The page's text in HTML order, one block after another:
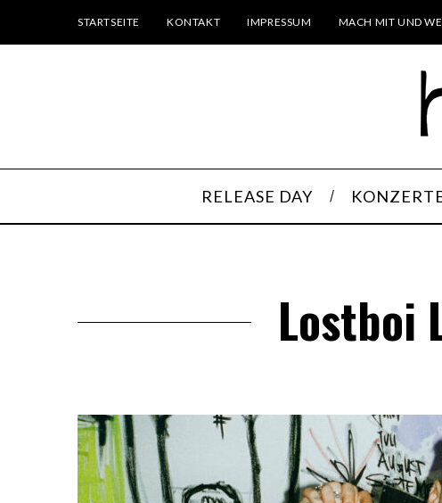
STARTSEITE KONTAKT IMPRESSUM MACH MIT UND
RELEASE DAY
Lostboi